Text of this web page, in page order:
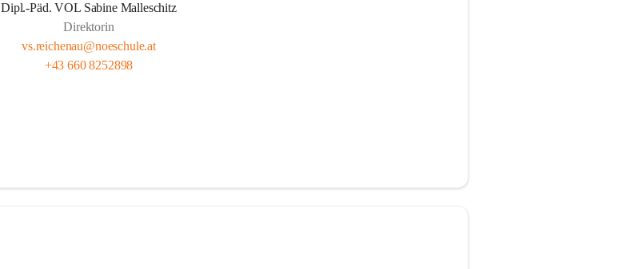
Dipl.-Päd. VOL Sabine Malleschitz
Direktorin
vs.reichenau@noeschule.at
+43 660 8252898